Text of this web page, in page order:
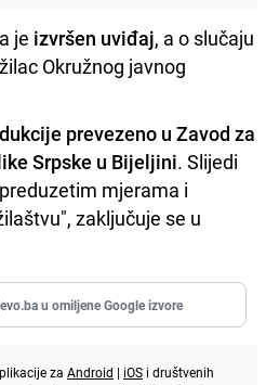
je izvršen uviđaj, a o slučaju
Okružnog javnog
prevezeno u Zavod za
Srpske u Bijeljini. Slijedi
mjerama i
zaključuje se u
u omiljene Google izvore
za Android | iOS i društvenih